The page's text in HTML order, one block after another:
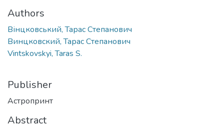
Authors
Вінцковський, Тарас Степанович
Винцковский, Тарас Степанович
Vintskovskyi, Taras S.
Publisher
Астропринт
Abstract